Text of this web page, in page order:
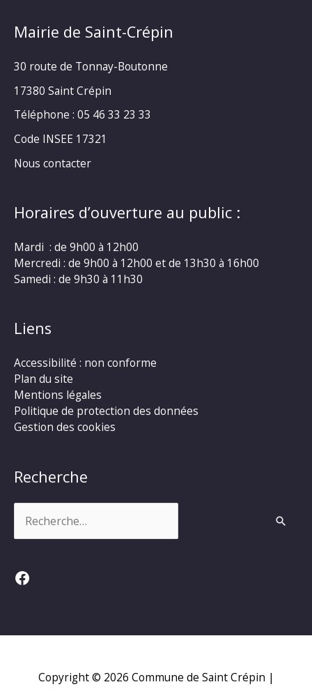
Mairie de Saint-Crépin
30 route de Tonnay-Boutonne
17380 Saint Crépin
Téléphone : 05 46 33 23 33
Code INSEE 17321
Nous contacter
Horaires d’ouverture au public :
Mardi : de 9h00 à 12h00
Mercredi : de 9h00 à 12h00 et de 13h30 à 16h00
Samedi : de 9h30 à 11h30
Liens
Accessibilité : non conforme
Plan du site
Mentions légales
Politique de protection des données
Gestion des cookies
Recherche
Facebook
Copyright © 2026 Commune de Saint Crépin |